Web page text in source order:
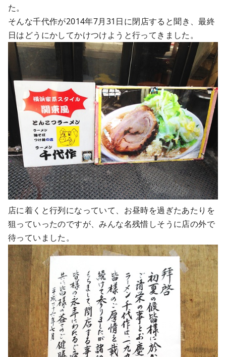
た。
そんな千代作が2014年7月31日に閉店すると聞き、最終
日はどうにかしてかけつけようと行ってきました。
店に着くと行列になっていて、お昼時を過ぎたあたりを
狙っていったのですが、みんな名残惜しそうに店の外で
待っていました。